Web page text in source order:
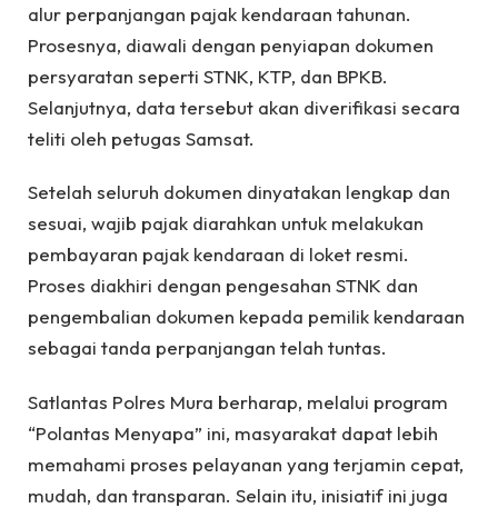
alur perpanjangan pajak kendaraan tahunan.
Prosesnya, diawali dengan penyiapan dokumen
persyaratan seperti STNK, KTP, dan BPKB.
Selanjutnya, data tersebut akan diverifikasi secara
teliti oleh petugas Samsat.
Setelah seluruh dokumen dinyatakan lengkap dan
sesuai, wajib pajak diarahkan untuk melakukan
pembayaran pajak kendaraan di loket resmi.
Proses diakhiri dengan pengesahan STNK dan
pengembalian dokumen kepada pemilik kendaraan
sebagai tanda perpanjangan telah tuntas.
Satlantas Polres Mura berharap, melalui program
“Polantas Menyapa” ini, masyarakat dapat lebih
memahami proses pelayanan yang terjamin cepat,
mudah, dan transparan. Selain itu, inisiatif ini juga